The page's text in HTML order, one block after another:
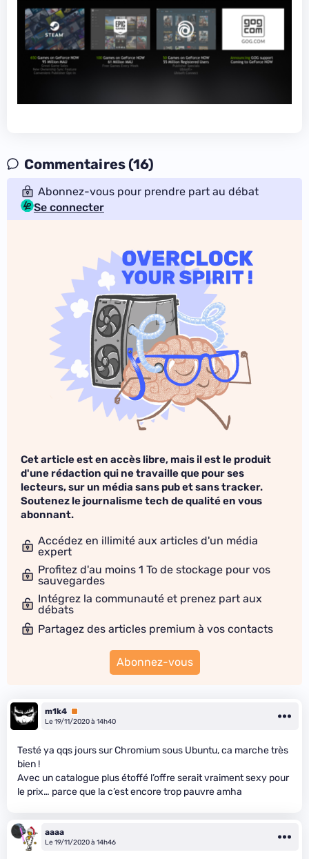
Commentaires (16)
Abonnez-vous pour prendre part au débat
Se connecter
Cet article est en accès libre, mais il est le produit
d'une rédaction qui ne travaille que pour ses
lecteurs, sur un média sans pub et sans tracker.
Soutenez le journalisme tech de qualité en vous
abonnant.
Accédez en illimité aux articles d'un média
expert
Profitez d'au moins 1 To de stockage pour vos
sauvegardes
Intégrez la communauté et prenez part aux
débats
Partagez des articles premium à vos contacts
Abonnez-vous
m1k4 Premium
Le 19/11/2020 à 14h40
Testé ya qqs jours sur Chromium sous Ubuntu, ca marche très
bien !
Avec un catalogue plus étoffé l’offre serait vraiment sexy pour
le prix… parce que la c’est encore trop pauvre amha
aaaa
Le 19/11/2020 à 14h46